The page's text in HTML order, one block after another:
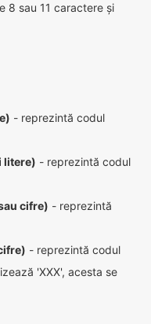
8 sau 11 caractere și
- reprezintă codul
litere) - reprezintă codul
cifre) - reprezintă
- reprezintă codul
'XXX', acesta se